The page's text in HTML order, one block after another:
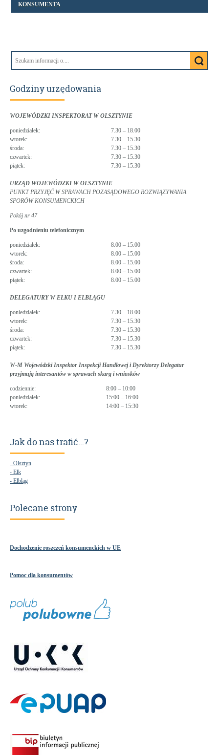
KONSUMENTA
Godziny urzędowania
WOJEWÓDZKI INSPEKTORAT W OLSZTYNIE
poniedziałek:
7.30 – 18.00
wtorek:
7.30 – 15.30
środa:
7.30 – 15.30
czwartek:
7.30 – 15.30
piątek:
7.30 – 15.30
URZĄD WOJEWÓDZKI W OLSZTYNIE
PUNKT PRZYJĘĆ W SPRAWACH POZASĄDOWEGO ROZWIĄZYWANIA
SPORÓW KONSUMENCKICH
Pokój nr 47
Po uzgodnieniu telefonicznym
poniedziałek:
8.00 – 15.00
wtorek:
8.00 – 15.00
środa:
8.00 – 15.00
czwartek:
8.00 – 15.00
piątek:
8.00 – 15.00
DELEGATURY W EŁKU I ELBLĄGU
poniedziałek:
7.30 – 18.00
wtorek:
7.30 – 15.30
środa:
7.30 – 15.30
czwartek:
7.30 – 15.30
piątek:
7.30 – 15.30
W-M Wojewódzki Inspektor Inspekcji Handlowej i Dyrektorzy Delegatur
przyjmują interesantów w sprawach skarg i wniosków
codziennie:
8:00 – 10:00
poniedziałek:
15:00 – 16:00
wtorek:
14:00 – 15:30
Jak do nas trafić…?
- Olsztyn
- Ełk
- Elbląg
Polecane strony
Dochodzenie roszczeń konsumenckich w UE
Pomoc dla konsumentów